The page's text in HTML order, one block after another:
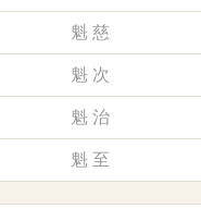
魁 慈
魁 次
魁 治
魁 至